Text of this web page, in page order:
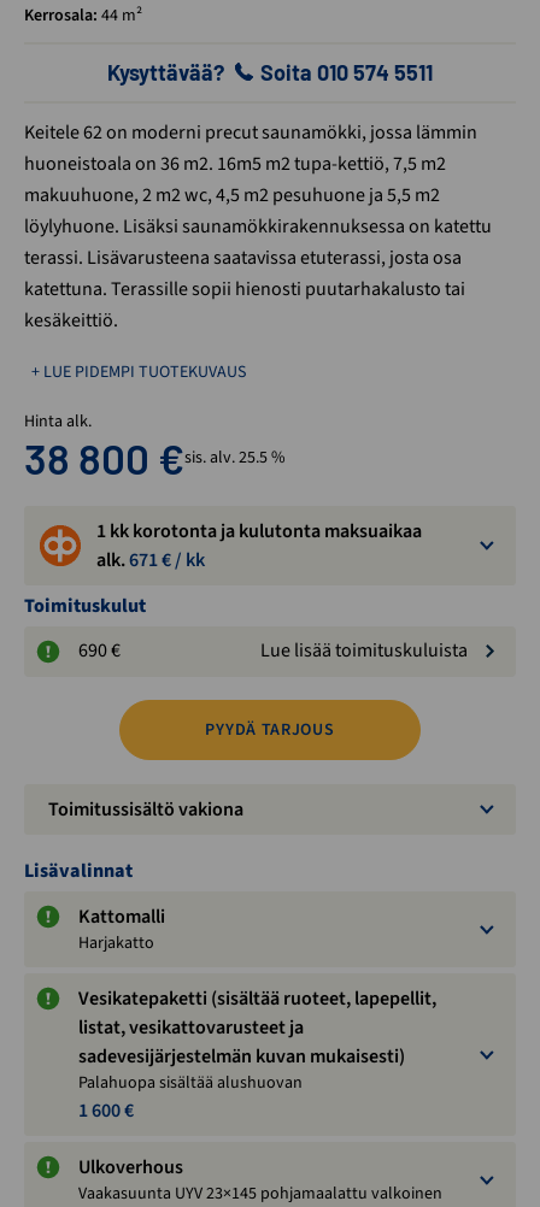
Kerrosala: 44 m²
Kysyttävää? Soita 010 574 5511
Keitele 62 on moderni precut saunamökki, jossa lämmin
huoneistoala on 36 m2. 16m5 m2 tupa-kettiö, 7,5 m2
makuuhuone, 2 m2 wc, 4,5 m2 pesuhuone ja 5,5 m2
löylyhuone. Lisäksi saunamökkirakennuksessa on katettu
terassi. Lisävarusteena saatavissa etuterassi, josta osa
katettuna. Terassille sopii hienosti puutarhakalusto tai
kesäkeittiö.
+ LUE PIDEMPI TUOTEKUVAUS
Hinta alk.
38 800 €sis. alv. 25.5 %
1 kk korotonta ja kulutonta maksuaikaa
alk.671€ / kk
Toimituskulut
690 €
Lue lisää toimituskuluista
PYYDÄ TARJOUS
Toimitussisältö vakiona
Lisävalinnat
Kattomalli
Harjakatto
Vesikatepaketti (sisältää ruoteet, lapepellit,
listat, vesikattovarusteet ja
sadevesijärjestelmän kuvan mukaisesti)
Palahuopa sisältää alushuovan
1 600 €
Ulkoverhous
Vaakasuunta UYV 23×145 pohjamaalattu valkoinen